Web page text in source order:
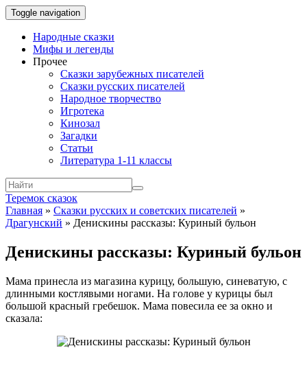
Toggle navigation
Народные сказки
Мифы и легенды
Прочее
Сказки зарубежных писателей
Сказки русских писателей
Народное творчество
Игротека
Кинозал
Загадки
Статьи
Литература 1-11 классы
Теремок сказок
Главная » Сказки русских и советских писателей »
Драгунский » Денискины рассказы: Куриный бульон
Денискины рассказы: Куриный бульон
Мама принесла из магазина курицу, большую, синеватую, с
длинными костлявыми ногами. На голове у курицы был
большой красный гребешок. Мама повесила ее за окно и
сказала: